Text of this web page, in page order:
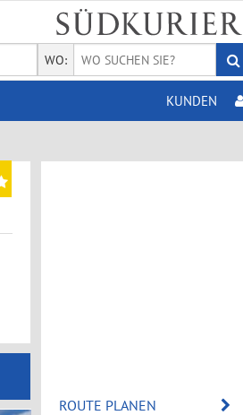
WO:
KUNDEN
ROUTE PLANEN